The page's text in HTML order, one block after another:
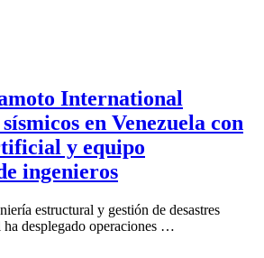
International
en Venezuela con
y equipo
ingenieros
estructural y gestión de desastres
desplegado operaciones …